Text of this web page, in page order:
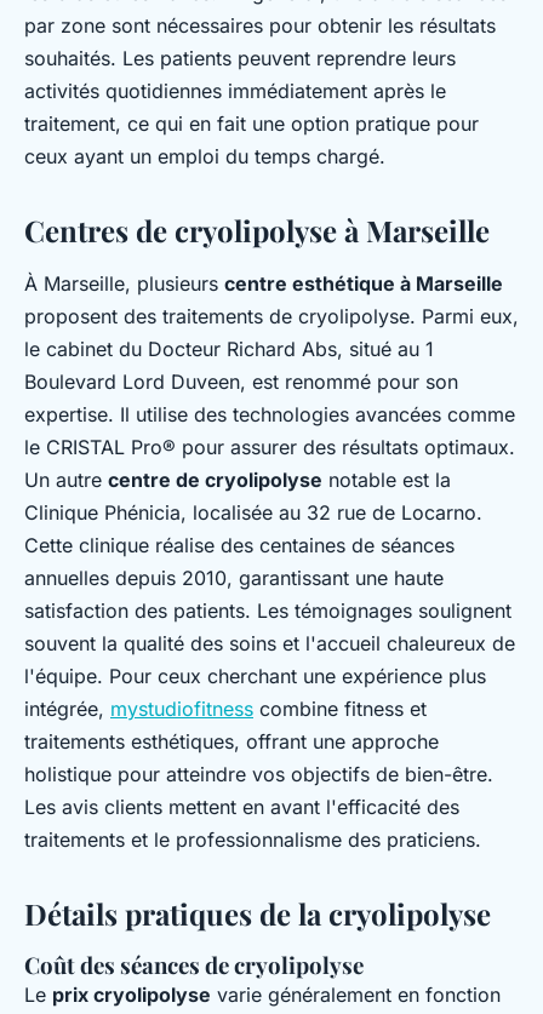
par zone sont nécessaires pour obtenir les résultats
souhaités. Les patients peuvent reprendre leurs
activités quotidiennes immédiatement après le
traitement, ce qui en fait une option pratique pour
ceux ayant un emploi du temps chargé.
Centres de cryolipolyse à Marseille
À Marseille, plusieurs centre esthétique à Marseille
proposent des traitements de cryolipolyse. Parmi eux,
le cabinet du Docteur Richard Abs, situé au 1
Boulevard Lord Duveen, est renommé pour son
expertise. Il utilise des technologies avancées comme
le CRISTAL Pro® pour assurer des résultats optimaux.
Un autre centre de cryolipolyse notable est la
Clinique Phénicia, localisée au 32 rue de Locarno.
Cette clinique réalise des centaines de séances
annuelles depuis 2010, garantissant une haute
satisfaction des patients. Les témoignages soulignent
souvent la qualité des soins et l'accueil chaleureux de
l'équipe. Pour ceux cherchant une expérience plus
intégrée, mystudiofitness combine fitness et
traitements esthétiques, offrant une approche
holistique pour atteindre vos objectifs de bien-être.
Les avis clients mettent en avant l'efficacité des
traitements et le professionnalisme des praticiens.
Détails pratiques de la cryolipolyse
Coût des séances de cryolipolyse
Le prix cryolipolyse varie généralement en fonction